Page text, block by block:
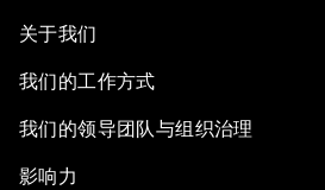
关于我们
我们的工作方式
我们的领导团队与组织治理
影响力